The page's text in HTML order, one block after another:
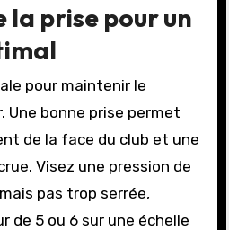
la prise pour un
pour maintenir le
Une bonne prise permet
de la face du club et une
Visez une pression de
pas trop serrée,
de 5 ou 6 sur une échelle